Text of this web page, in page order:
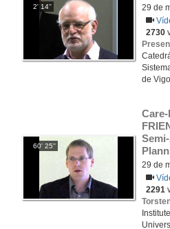
2' 14''
29 de
2730
de Vigo
60' 25''
29 de
2291